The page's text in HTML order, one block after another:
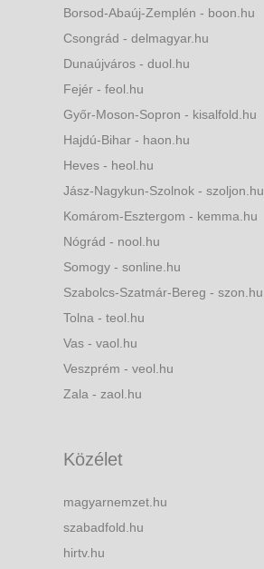
Borsod-Abaúj-Zemplén - boon.hu
Csongrád - delmagyar.hu
Dunaújváros - duol.hu
Fejér - feol.hu
Győr-Moson-Sopron - kisalfold.hu
Hajdú-Bihar - haon.hu
Heves - heol.hu
Jász-Nagykun-Szolnok - szoljon.hu
Komárom-Esztergom - kemma.hu
Nógrád - nool.hu
Somogy - sonline.hu
Szabolcs-Szatmár-Bereg - szon.hu
Tolna - teol.hu
Vas - vaol.hu
Veszprém - veol.hu
Zala - zaol.hu
Közélet
magyarnemzet.hu
szabadfold.hu
hirtv.hu